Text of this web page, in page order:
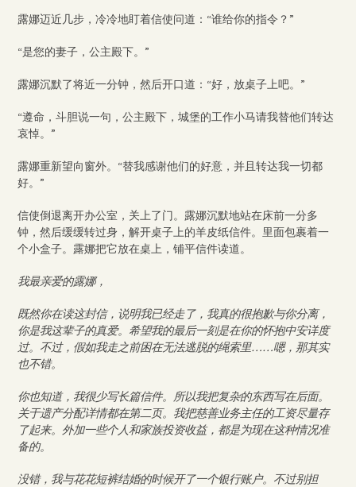
露娜迈近几步，冷冷地盯着信使问道：“谁给你的指令？”
“是您的妻子，公主殿下。”
露娜沉默了将近一分钟，然后开口道：“好，放桌子上吧。”
“遵命，斗胆说一句，公主殿下，城堡的工作小马请我替他们转达
哀悼。”
露娜重新望向窗外。“替我感谢他们的好意，并且转达我一切都
好。”
信使倒退离开办公室，关上了门。露娜沉默地站在床前一分多
钟，然后缓缓转过身，解开桌子上的羊皮纸信件。里面包裹着一
个小盒子。露娜把它放在桌上，铺平信件读道。
我最亲爱的露娜，
既然你在读这封信，说明我已经走了，我真的很抱歉与你分离，
你是我这辈子的真爱。希望我的最后一刻是在你的怀抱中安详度
过。不过，假如我走之前困在无法逃脱的绳索里……嗯，那其实
也不错。
你也知道，我很少写长篇信件。所以我把复杂的东西写在后面。
关于遗产分配详情都在第二页。我把慈善业务主任的工资尽量存
了起来。外加一些个人和家族投资收益，都是为现在这种情况准
备的。
没错，我与花花短裤结婚的时候开了一个银行账户。不过别担